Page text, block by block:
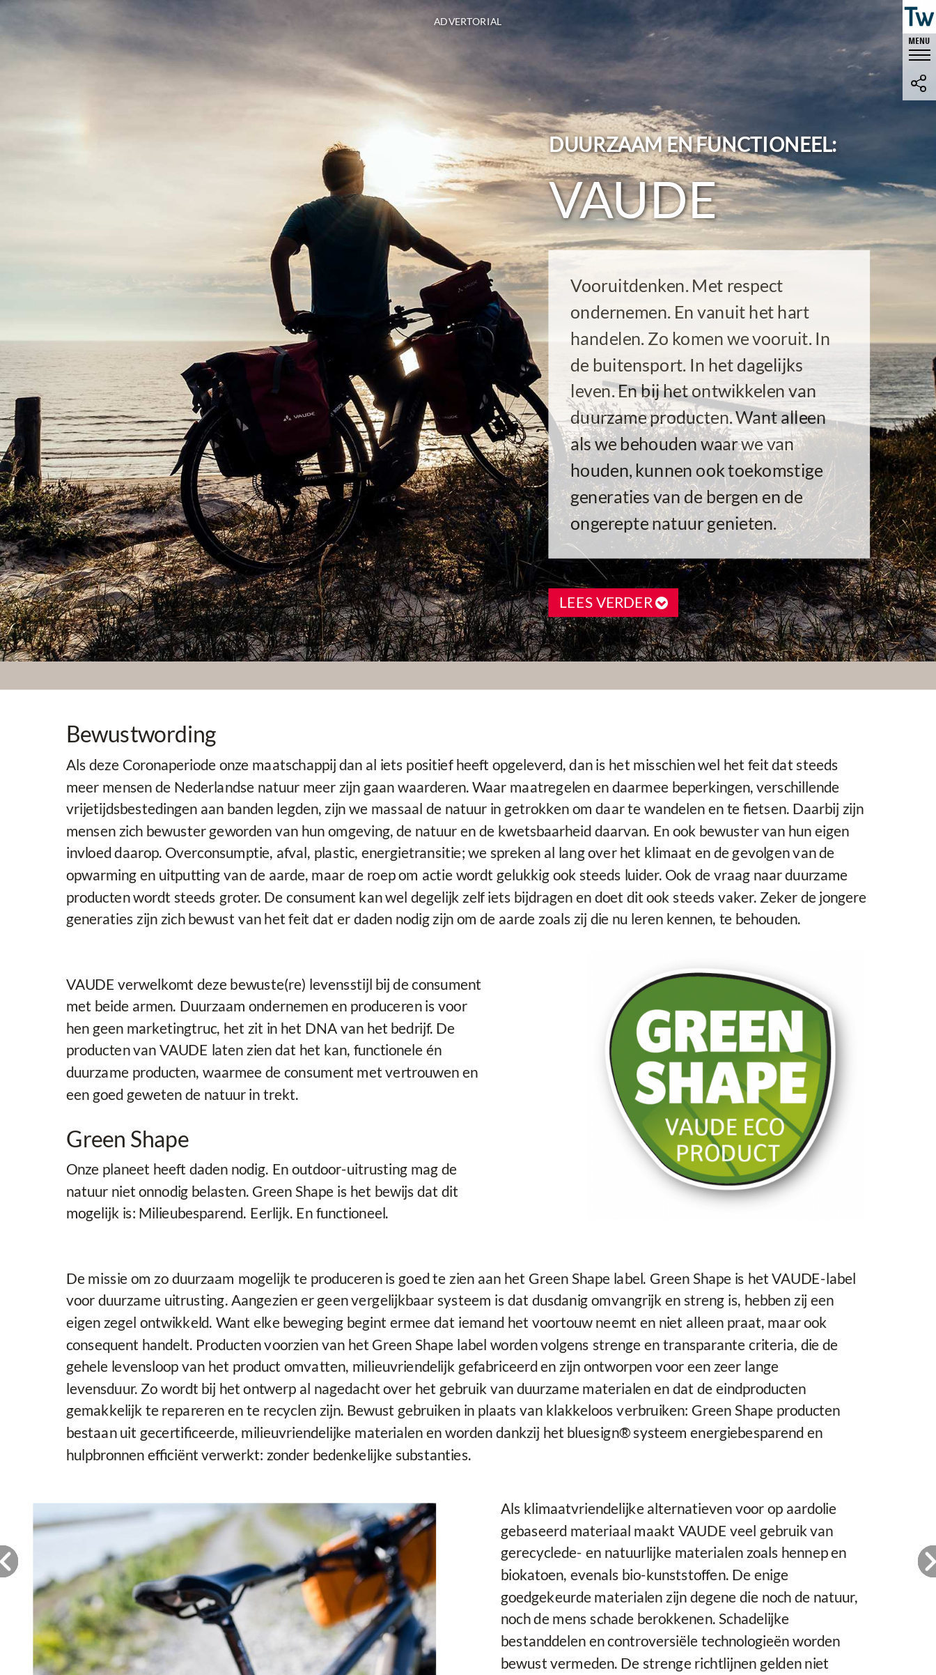
ADVERTORIAL
DUURZAAM EN FUNCTIONEEL:
VAUDE
Vooruitdenken. Met respect
ondernemen. En vanuit het hart
handelen. Zo komen we vooruit. In
de buitensport. In het dagelijks
leven. En bij het ontwikkelen van
duurzame producten. Want alleen
als we behouden waar we van
houden, kunnen ook toekomstige
generaties van de bergen en de
ongerepte natuur genieten.
LEES VERDER
Bewustwording
Als deze Coronaperiode onze maatschappij dan al iets positief heeft opgeleverd, dan is het misschien wel het feit dat steeds
meer mensen de Nederlandse natuur meer zijn gaan waarderen. Waar maatregelen en daarmee beperkingen, verschillende
vrijetijdsbestedingen aan banden legden, zijn we massaal de natuur in getrokken om daar te wandelen en te fietsen. Daarbij zijn
mensen zich bewuster geworden van hun omgeving, de natuur en de kwetsbaarheid daarvan. En ook bewuster van hun eigen
invloed daarop. Overconsumptie, afval, plastic, energietransitie; we spreken al lang over het klimaat en de gevolgen van de
opwarming en uitputting van de aarde, maar de roep om actie wordt gelukkig ook steeds luider. Ook de vraag naar duurzame
producten wordt steeds groter. De consument kan wel degelijk zelf iets bijdragen en doet dit ook steeds vaker. Zeker de jongere
generaties zijn zich bewust van het feit dat er daden nodig zijn om de aarde zoals zij die nu leren kennen, te behouden.
VAUDE verwelkomt deze bewuste(re) levensstijl bij de consument
met beide armen. Duurzaam ondernemen en produceren is voor
hen geen marketingtruc, het zit in het DNA van het bedrijf. De
producten van VAUDE laten zien dat het kan, functionele én
duurzame producten, waarmee de consument met vertrouwen en
een goed geweten de natuur in trekt.
Green Shape
Onze planeet heeft daden nodig. En outdoor-uitrusting mag de
natuur niet onnodig belasten. Green Shape is het bewijs dat dit
mogelijk is: Milieubesparend. Eerlijk. En functioneel.
De missie om zo duurzaam mogelijk te produceren is goed te zien aan het Green Shape label. Green Shape is het VAUDE-label
voor duurzame uitrusting. Aangezien er geen vergelijkbaar systeem is dat dusdanig omvangrijk en streng is, hebben zij een
eigen zegel ontwikkeld. Want elke beweging begint ermee dat iemand het voortouw neemt en niet alleen praat, maar ook
consequent handelt. Producten voorzien van het Green Shape label worden volgens strenge en transparante criteria, die de
gehele levensloop van het product omvatten, milieuvriendelijk gefabriceerd en zijn ontworpen voor een zeer lange
levensduur. Zo wordt bij het ontwerp al nagedacht over het gebruik van duurzame materialen en dat de eindproducten
gemakkelijk te repareren en te recyclen zijn. Bewust gebruiken in plaats van klakkeloos verbruiken: Green Shape producten
bestaan uit gecertificeerde, milieuvriendelijke materialen en worden dankzij het bluesign® systeem energiebesparend en
hulpbronnen efficiënt verwerkt: zonder bedenkelijke substanties.
Als klimaatvriendelijke alternatieven voor op aardolie
gebaseerd materiaal maakt VAUDE veel gebruik van
gerecyclede- en natuurlijke materialen zoals hennep en
biokatoen, evenals bio-kunststoffen. De enige
goedgekeurde materialen zijn degene die noch de natuur,
noch de mens schade berokkenen. Schadelijke
bestanddelen en controversiële technologieën worden
bewust vermeden. De strenge richtlijnen gelden niet